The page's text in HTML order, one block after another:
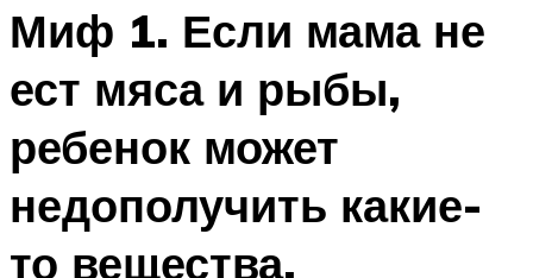
Миф 1. Если мама не
ест мяса и рыбы,
ребенок может
недополучить какие-
то вещества,